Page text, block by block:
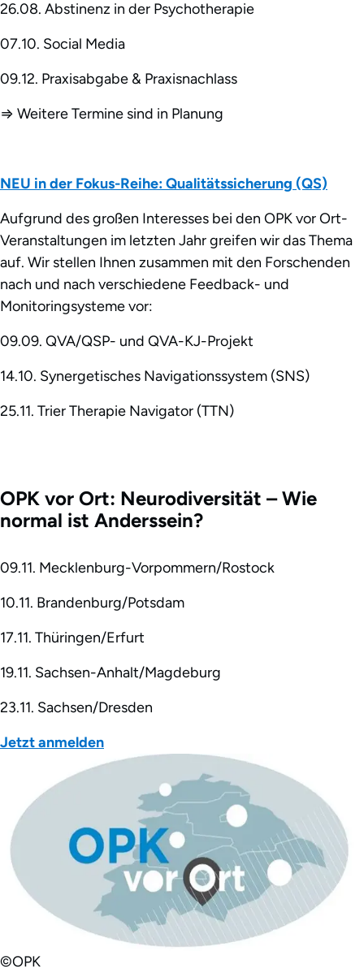
26.08. Abstinenz in der Psychotherapie
07.10. Social Media
09.12. Praxisabgabe & Praxisnachlass
⇒ Weitere Termine sind in Planung
NEU in der Fokus-Reihe: Qualitätssicherung (QS)
Aufgrund des großen Interesses bei den OPK vor Ort-
Veranstaltungen im letzten Jahr greifen wir das Thema
auf. Wir stellen Ihnen zusammen mit den Forschenden
nach und nach verschiedene Feedback- und
Monitoringsysteme vor:
09.09. QVA/QSP- und QVA-KJ-Projekt
14.10. Synergetisches Navigationssystem (SNS)
25.11. Trier Therapie Navigator (TTN)
OPK vor Ort: Neurodiversität – Wie
normal ist Anderssein?
09.11. Mecklenburg-Vorpommern/Rostock
10.11. Brandenburg/Potsdam
17.11. Thüringen/Erfurt
19.11. Sachsen-Anhalt/Magdeburg
23.11. Sachsen/Dresden
Jetzt anmelden
©OPK